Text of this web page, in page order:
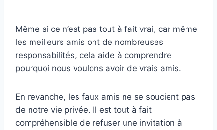
Même si ce n’est pas tout à fait vrai, car même
les meilleurs amis ont de nombreuses
responsabilités, cela aide à comprendre
pourquoi nous voulons avoir de vrais amis.
En revanche, les faux amis ne se soucient pas
de notre vie privée. Il est tout à fait
compréhensible de refuser une invitation à